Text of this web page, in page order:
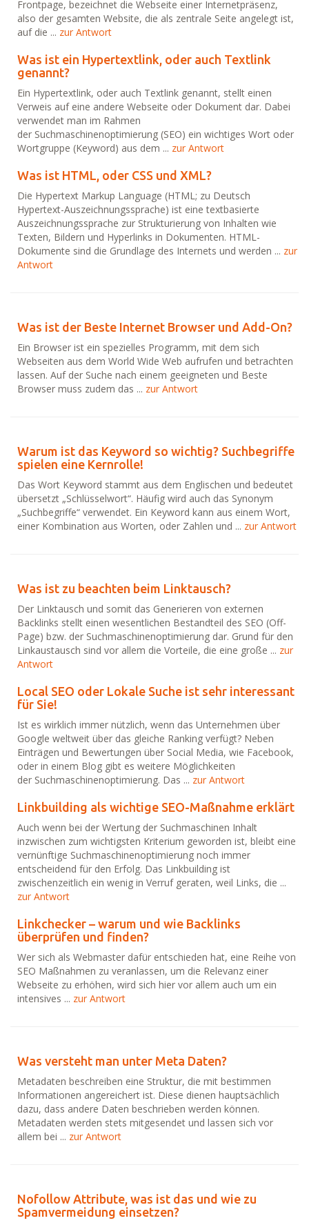
Frontpage, bezeichnet die Webseite einer Internetpräsenz,
also der gesamten Website, die als zentrale Seite angelegt ist,
auf die ... zur Antwort
Was ist ein Hypertextlink, oder auch Textlink
genannt?
Ein Hypertextlink, oder auch Textlink genannt, stellt einen
Verweis auf eine andere Webseite oder Dokument dar. Dabei
verwendet man im Rahmen
der Suchmaschinenoptimierung (SEO) ein wichtiges Wort oder
Wortgruppe (Keyword) aus dem ... zur Antwort
Was ist HTML, oder CSS und XML?
Die Hypertext Markup Language (HTML; zu Deutsch
Hypertext-Auszeichnungssprache) ist eine textbasierte
Auszeichnungssprache zur Strukturierung von Inhalten wie
Texten, Bildern und Hyperlinks in Dokumenten. HTML-
Dokumente sind die Grundlage des Internets und werden ... zur
Antwort
Was ist der Beste Internet Browser und Add-On?
Ein Browser ist ein spezielles Programm, mit dem sich
Webseiten aus dem World Wide Web aufrufen und betrachten
lassen. Auf der Suche nach einem geeigneten und Beste
Browser muss zudem das ... zur Antwort
Warum ist das Keyword so wichtig? Suchbegriffe
spielen eine Kernrolle!
Das Wort Keyword stammt aus dem Englischen und bedeutet
übersetzt „Schlüsselwort“. Häufig wird auch das Synonym
„Suchbegriffe“ verwendet. Ein Keyword kann aus einem Wort,
einer Kombination aus Worten, oder Zahlen und ... zur Antwort
Was ist zu beachten beim Linktausch?
Der Linktausch und somit das Generieren von externen
Backlinks stellt einen wesentlichen Bestandteil des SEO (Off-
Page) bzw. der Suchmaschinenoptimierung dar. Grund für den
Linkaustausch sind vor allem die Vorteile, die eine große ... zur
Antwort
Local SEO oder Lokale Suche ist sehr interessant
für Sie!
Ist es wirklich immer nützlich, wenn das Unternehmen über
Google weltweit über das gleiche Ranking verfügt? Neben
Einträgen und Bewertungen über Social Media, wie Facebook,
oder in einem Blog gibt es weitere Möglichkeiten
der Suchmaschinenoptimierung. Das ... zur Antwort
Linkbuilding als wichtige SEO-Maßnahme erklärt
Auch wenn bei der Wertung der Suchmaschinen Inhalt
inzwischen zum wichtigsten Kriterium geworden ist, bleibt eine
vernünftige Suchmaschinenoptimierung noch immer
entscheidend für den Erfolg. Das Linkbuilding ist
zwischenzeitlich ein wenig in Verruf geraten, weil Links, die ...
zur Antwort
Linkchecker – warum und wie Backlinks
überprüfen und finden?
Wer sich als Webmaster dafür entschieden hat, eine Reihe von
SEO Maßnahmen zu veranlassen, um die Relevanz einer
Webseite zu erhöhen, wird sich hier vor allem auch um ein
intensives ... zur Antwort
Was versteht man unter Meta Daten?
Metadaten beschreiben eine Struktur, die mit bestimmen
Informationen angereichert ist. Diese dienen hauptsächlich
dazu, dass andere Daten beschrieben werden können.
Metadaten werden stets mitgesendet und lassen sich vor
allem bei ... zur Antwort
Nofollow Attribute, was ist das und wie zu
Spamvermeidung einsetzen?